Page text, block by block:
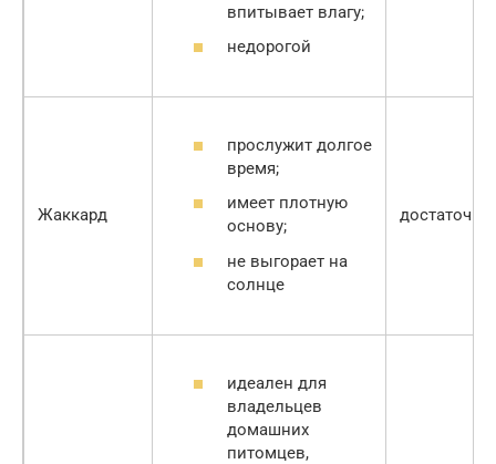
впитывает влагу;
недорогой
Жаккард
прослужит долгое
время;
имеет плотную
основу;
не выгорает на
солнце
идеален для
владельцев
домашних
питомцев,